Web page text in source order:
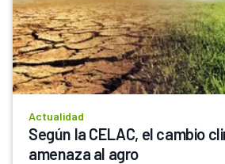
Actualidad
Según la CELAC, el cambio
amenaza al agro